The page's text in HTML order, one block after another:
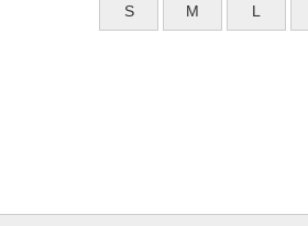
S M L